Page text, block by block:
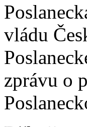
vládu
zprávu o